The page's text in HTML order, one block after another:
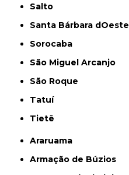
Salto
Santa Bárbara dOeste
Sorocaba
São Miguel Arcanjo
São Roque
Tatuí
Tietê
Araruama
Armação de Búzios